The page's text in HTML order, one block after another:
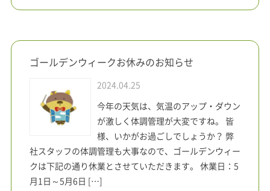
ゴールデンウィークお休みのお知らせ
2024.04.25
今年の天気は、気温のアップ・ダウン
が激しく体調管理が大変ですね。 皆
様、いかがお過ごしでしょうか？ 弊
社スタッフの体調管理も大事なので、ゴールデンウィー
クは下記の通り休業とさせていただきます。 休業日：5
月1日～5月6日 […]